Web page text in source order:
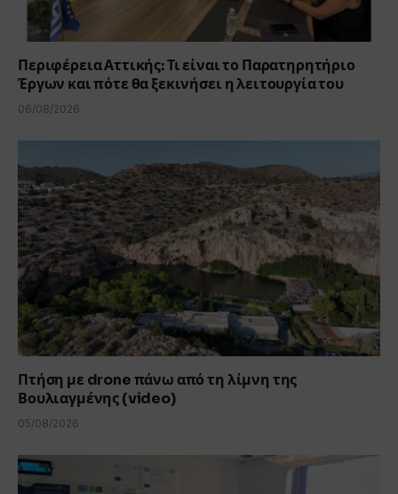
Περιφέρεια Αττικής: Τι είναι το Παρατηρητήριο
Έργων και πότε θα ξεκινήσει η λειτουργία του
06/08/2026
Πτήση με drone πάνω από τη λίμνη της
Βουλιαγμένης (video)
05/08/2026